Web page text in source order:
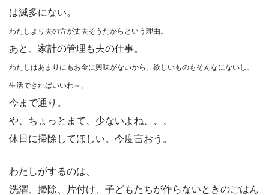
は滅多にない。
わたしより夫の方が丈夫そうだからという理由。
あと、家計の管理も夫の仕事。
わたしはあまりにもお金に興味がないから。欲しいものもそんなにないし、
生活できればいいわ～。
今まで通り。
や、ちょっとまて、少ないよね、、、
休日に掃除してほしい。今度言おう。
わたしがするのは、
洗濯、掃除、片付け、子どもたちが作らないときのごはん